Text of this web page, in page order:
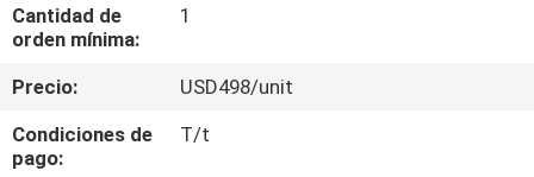
CONTROL
DE
CALIDAD
Cantidad de
orden mínima:
1
Precio:
USD498/unit
Condiciones de
pago:
T/t